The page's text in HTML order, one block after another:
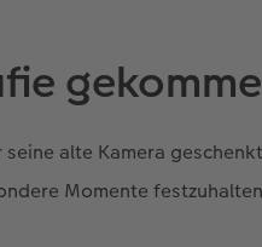
alte Kamera
Momente